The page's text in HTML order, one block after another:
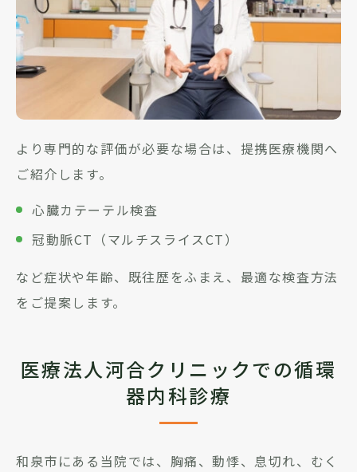
より専門的な評価が必要な場合は、提携医療機関へ
ご紹介します。
心臓カテーテル検査
冠動脈CT（マルチスライスCT）
など症状や年齢、既往歴をふまえ、最適な検査方法
をご提案します。
医療法人河合クリニックでの循環
器内科診療
和泉市にある当院では、胸痛、動悸、息切れ、むく